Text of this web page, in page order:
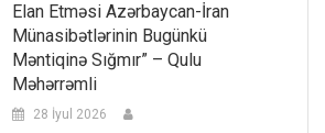
Elan Etməsi Azərbaycan-İran
Münasibətlərinin Bugünkü
Məntiqinə Sığmır” – Qulu
Məhərrəmli
28 İyul 2026